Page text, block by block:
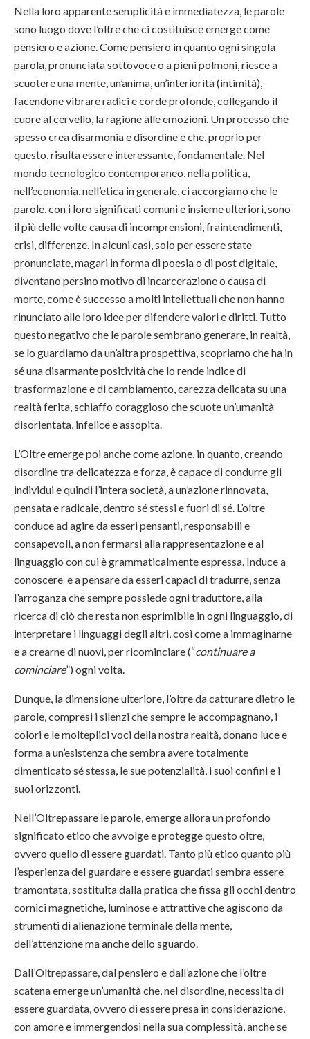
Nella loro apparente semplicità e immediatezza, le parole
sono luogo dove l’oltre che ci costituisce emerge come
pensiero e azione. Come pensiero in quanto ogni singola
parola, pronunciata sottovoce o a pieni polmoni, riesce a
scuotere una mente, un’anima, un’interiorità (intimità),
facendone vibrare radici e corde profonde, collegando il
cuore al cervello, la ragione alle emozioni. Un processo che
spesso crea disarmonia e disordine e che, proprio per
questo, risulta essere interessante, fondamentale. Nel
mondo tecnologico contemporaneo, nella politica,
nell’economia, nell’etica in generale, ci accorgiamo che le
parole, con i loro significati comuni e insieme ulteriori, sono
il più delle volte causa di incomprensioni, fraintendimenti,
crisi, differenze. In alcuni casi, solo per essere state
pronunciate, magari in forma di poesia o di post digitale,
diventano persino motivo di incarcerazione o causa di
morte, come è successo a molti intellettuali che non hanno
rinunciato alle loro idee per difendere valori e diritti. Tutto
questo negativo che le parole sembrano generare, in realtà,
se lo guardiamo da un’altra prospettiva, scopriamo che ha in
sé una disarmante positività che lo rende indice di
trasformazione e di cambiamento, carezza delicata su una
realtà ferita, schiaffo coraggioso che scuote un’umanità
disorientata, infelice e assopita.
L’Oltre emerge poi anche come azione, in quanto, creando
disordine tra delicatezza e forza, è capace di condurre gli
individui e quindi l’intera società, a un’azione rinnovata,
pensata e radicale, dentro sé stessi e fuori di sé. L’oltre
conduce ad agire da esseri pensanti, responsabili e
consapevoli, a non fermarsi alla rappresentazione e al
linguaggio con cui è grammaticalmente espressa. Induce a
conoscere e a pensare da esseri capaci di tradurre, senza
l’arroganza che sempre possiede ogni traduttore, alla
ricerca di ciò che resta non esprimibile in ogni linguaggio, di
interpretare i linguaggi degli altri, così come a immaginarne
e a crearne di nuovi, per ricominciare (“continuare a
cominciare”) ogni volta.
Dunque, la dimensione ulteriore, l’oltre da catturare dietro le
parole, compresi i silenzi che sempre le accompagnano, i
colori e le molteplici voci della nostra realtà, donano luce e
forma a un’esistenza che sembra avere totalmente
dimenticato sé stessa, le sue potenzialità, i suoi confini e i
suoi orizzonti.
Nell’Oltrepassare le parole, emerge allora un profondo
significato etico che avvolge e protegge questo oltre,
ovvero quello di essere guardati. Tanto più etico quanto più
l’esperienza del guardare e essere guardati sembra essere
tramontata, sostituita dalla pratica che fissa gli occhi dentro
cornici magnetiche, luminose e attrattive che agiscono da
strumenti di alienazione terminale della mente,
dell’attenzione ma anche dello sguardo.
Dall’Oltrepassare, dal pensiero e dall’azione che l’oltre
scatena emerge un’umanità che, nel disordine, necessita di
essere guardata, ovvero di essere presa in considerazione,
con amore e immergendosi nella sua complessità, anche se